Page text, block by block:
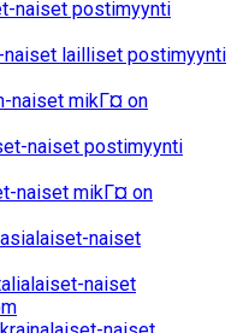
naiset postimyynti
naiset lailliset postimyynti
naiset mikГ¤ on
naiset postimyynti
naiset mikГ¤ on
naiset
naiset